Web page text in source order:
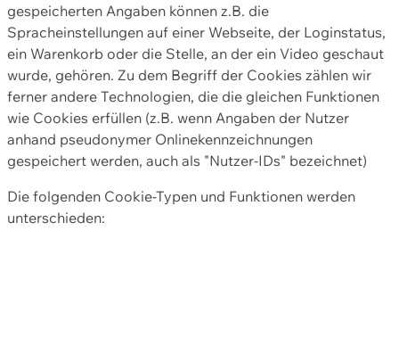
gespeicherten Angaben können z.B. die
Spracheinstellungen auf einer Webseite, der Loginstatus,
ein Warenkorb oder die Stelle, an der ein Video geschaut
wurde, gehören. Zu dem Begriff der Cookies zählen wir
ferner andere Technologien, die die gleichen Funktionen
wie Cookies erfüllen (z.B. wenn Angaben der Nutzer
anhand pseudonymer Onlinekennzeichnungen
gespeichert werden, auch als "Nutzer-IDs" bezeichnet)
Die folgenden Cookie-Typen und Funktionen werden
unterschieden: